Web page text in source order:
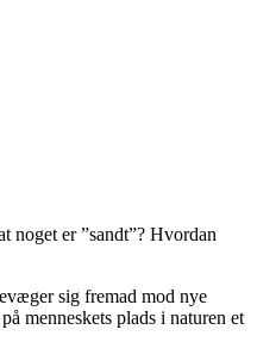
noget er ”sandt”? Hvordan
sig fremad mod nye
menneskets plads i naturen et